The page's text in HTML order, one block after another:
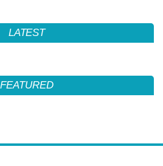
LATEST
FEATURED